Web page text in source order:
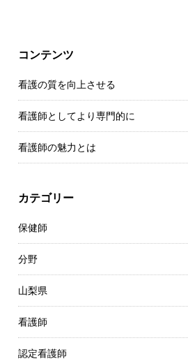
コンテンツ
看護の質を向上させる
看護師としてより専門的に
看護師の魅力とは
カテゴリー
保健師
分野
山梨県
看護師
認定看護師